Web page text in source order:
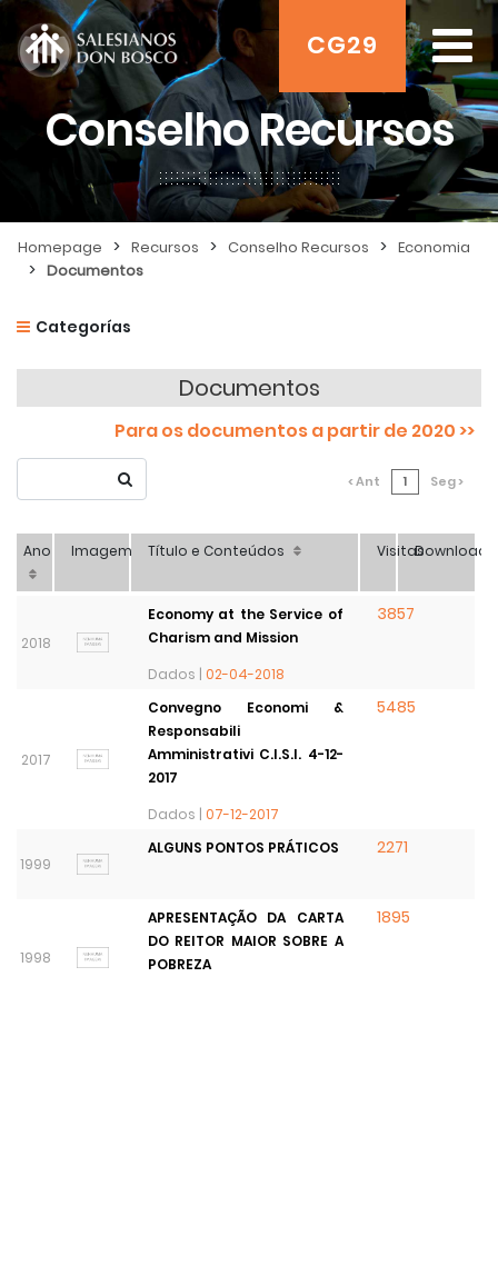
CG29
Conselho Recursos
Homepage > Recursos > Conselho Recursos > Economia
> Documentos
Categorías
Documentos
Para os documentos a partir de 2020 >>
< Ant 1 Seg >
Ano Imagem Título e Conteúdos VisitasDownload
2018
Economy at the Service of
Charism and Mission
Dados | 02-04-2018
3857
2017
Convegno Economi &
Responsabili
Amministrativi C.I.S.I. 4-12-
2017
Dados | 07-12-2017
5485
1999
ALGUNS PONTOS PRÁTICOS 2271
1998
APRESENTAÇÃO DA CARTA
DO REITOR MAIOR SOBRE A
POBREZA
1895